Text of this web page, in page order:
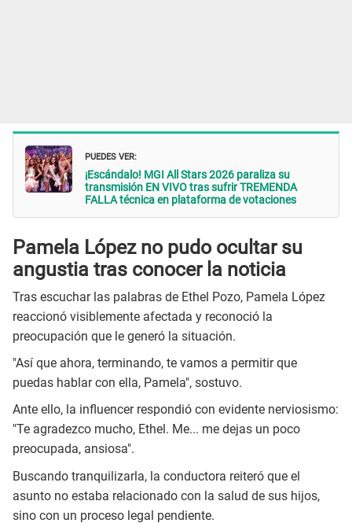
PUEDES VER:
¡Escándalo! MGI All Stars 2026 paraliza su
transmisión EN VIVO tras sufrir TREMENDA
FALLA técnica en plataforma de votaciones
Pamela López no pudo ocultar su
angustia tras conocer la noticia
Tras escuchar las palabras de Ethel Pozo, Pamela López
reaccionó visiblemente afectada y reconoció la
preocupación que le generó la situación.
"Así que ahora, terminando, te vamos a permitir que
puedas hablar con ella, Pamela", sostuvo.
Ante ello, la influencer respondió con evidente nerviosismo:
"Te agradezco mucho, Ethel. Me... me dejas un poco
preocupada, ansiosa".
Buscando tranquilizarla, la conductora reiteró que el
asunto no estaba relacionado con la salud de sus hijos,
sino con un proceso legal pendiente.